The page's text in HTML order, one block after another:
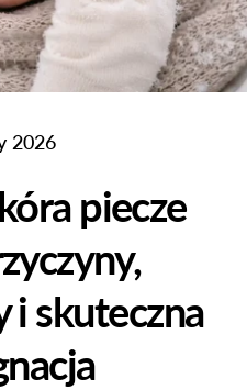
2026
piecze
i skuteczna